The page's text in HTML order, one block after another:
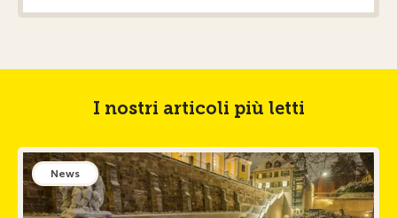
I nostri articoli più letti
News